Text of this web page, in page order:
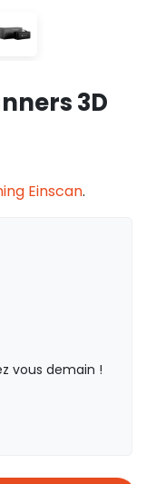
3D
Einscan.
vous demain !